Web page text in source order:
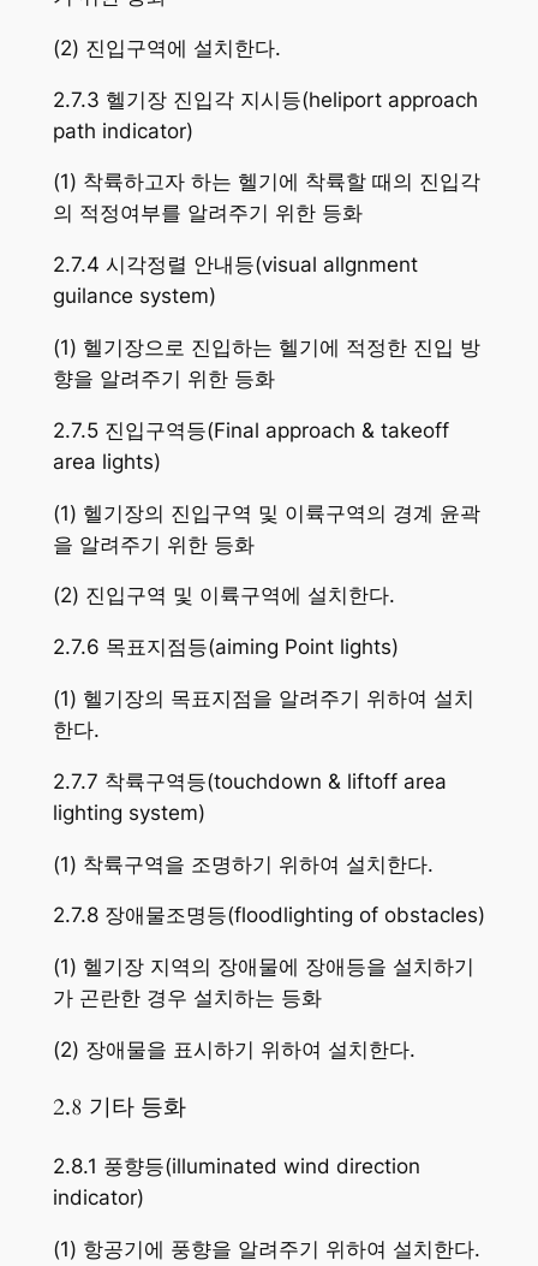
(2) 진입구역에 설치한다.
2.7.3 헬기장 진입각 지시등(heliport approach
path indicator)
(1) 착륙하고자 하는 헬기에 착륙할 때의 진입각
의 적정여부를 알려주기 위한 등화
2.7.4 시각정렬 안내등(visual allgnment
guilance system)
(1) 헬기장으로 진입하는 헬기에 적정한 진입 방
향을 알려주기 위한 등화
2.7.5 진입구역등(Final approach & takeoff
area lights)
(1) 헬기장의 진입구역 및 이륙구역의 경계 윤곽
을 알려주기 위한 등화
(2) 진입구역 및 이륙구역에 설치한다.
2.7.6 목표지점등(aiming Point lights)
(1) 헬기장의 목표지점을 알려주기 위하여 설치
한다.
2.7.7 착륙구역등(touchdown & liftoff area
lighting system)
(1) 착륙구역을 조명하기 위하여 설치한다.
2.7.8 장애물조명등(floodlighting of obstacles)
(1) 헬기장 지역의 장애물에 장애등을 설치하기
가 곤란한 경우 설치하는 등화
(2) 장애물을 표시하기 위하여 설치한다.
2.8 기타 등화
2.8.1 풍향등(illuminated wind direction
indicator)
(1) 항공기에 풍향을 알려주기 위하여 설치한다.